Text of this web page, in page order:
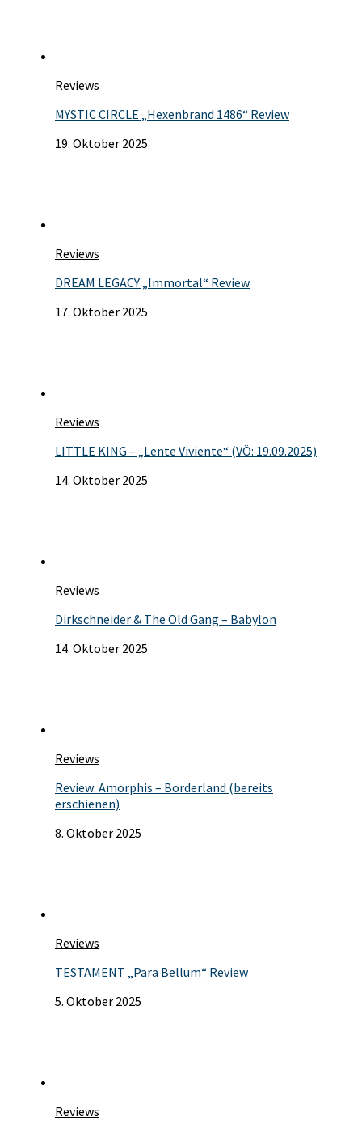
Reviews
MYSTIC CIRCLE „Hexenbrand 1486“ Review
19. Oktober 2025
Reviews
DREAM LEGACY „Immortal“ Review
17. Oktober 2025
Reviews
LITTLE KING – „Lente Viviente“ (VÖ: 19.09.2025)
14. Oktober 2025
Reviews
Dirkschneider & The Old Gang – Babylon
14. Oktober 2025
Reviews
Review: Amorphis – Borderland (bereits
erschienen)
8. Oktober 2025
Reviews
TESTAMENT „Para Bellum“ Review
5. Oktober 2025
Reviews